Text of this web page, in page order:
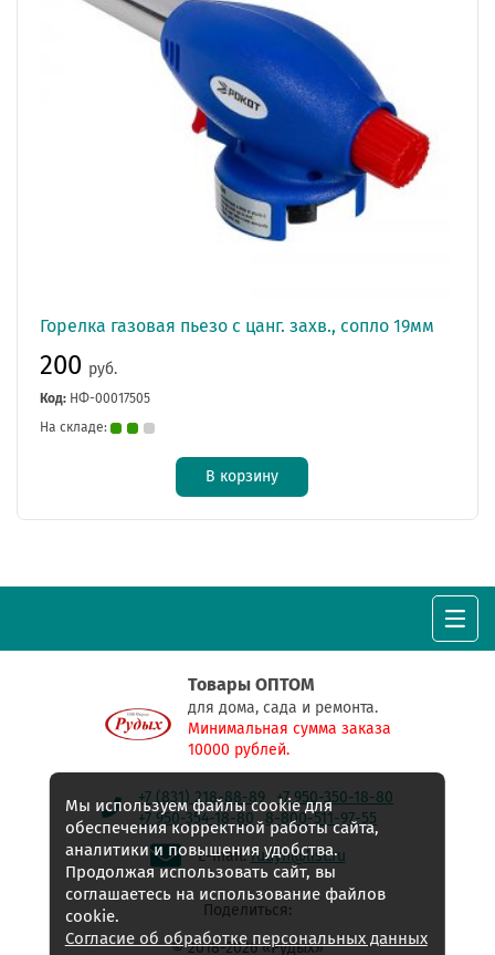
Горелка газовая пьезо с цанг. захв., сопло 19мм
200 руб.
Код: НФ-00017505
На складе:
В корзину
Товары ОПТОМ
для дома, сада и ремонта.
Минимальная сумма заказа
10000 рублей.
+7 (831) 218-88-89
+7 950-350-18-80
+7 950-354-18-80
8-800-511-97-55
E-mail:rudyh@list.ru
© 2018-2026 «Рудых»
Поделиться:
Мы используем файлы cookie для
обеспечения корректной работы сайта,
аналитики и повышения удобства.
Продолжая использовать сайт, вы
соглашаетесь на использование файлов
cookie.
Согласие об обработке персональных данных